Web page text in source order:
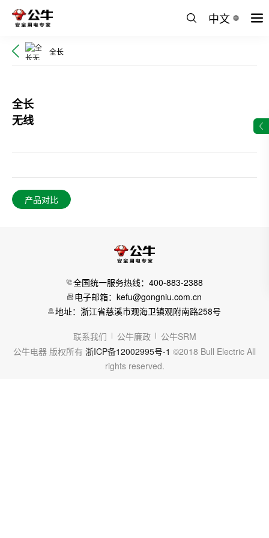
中文
全长
全长
无线
产品对比
全国统一服务热线：400-883-2388
电子邮箱：kefu@gongniu.com.cn
地址：浙江省慈溪市观海卫镇观附南路258号
联系我们 公牛廉政
公牛SRM
公牛电器 版权所有 浙ICP备12002995号-1 ©2018 Bull Electric All
rights reserved.